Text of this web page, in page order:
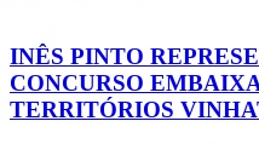
INÊS PINTO
CONCURSO
TERRITÓRIOS